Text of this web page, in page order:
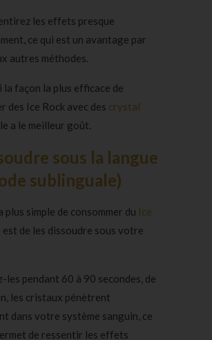
les effets presque
ce qui est un avantage par
autres méthodes.
la façon la plus efficace de
des Ice Rock avec des crystal
a le meilleur goût.
sous la langue
sublinguale)
plus simple de consommer du Ice
est de les dissoudre sous votre
les pendant 60 à 90 secondes, de
les cristaux pénètrent
dans votre système sanguin, ce
de ressentir les effets